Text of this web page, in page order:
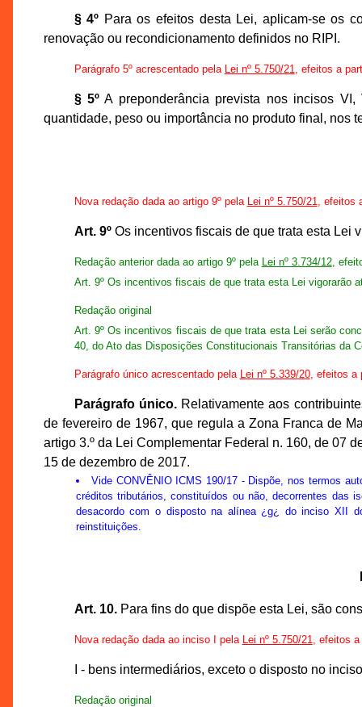
§ 4º Para os efeitos desta Lei, aplicam-se os
renovação ou recondicionamento definidos no RIPI.
Parágrafo 5º acrescentado pela Lei nº 5.750/21, efeitos a
§ 5º A preponderância prevista nos incisos
quantidade, peso ou importância no produto final, nos
Nova redação dada ao artigo 9º pela Lei nº 5.750/21, efeitos
Art. 9ºOs incentivos fiscais de que trata esta Lei
Redação anterior dada ao artigo 9º pela Lei nº 3.734/12,
Art. 9º Os incentivos fiscais de que trata esta Lei vigorarão
Redação original
Art. 9º Os incentivos fiscais de que trata esta Lei serão
40, do Ato das Disposições Constitucionais Transitórias da
Parágrafo único acrescentado pela Lei nº 5.339/20, efeitos a
Parágrafo único.Relativamente aos
de fevereiro de 1967, que regula a Zona Franca de
artigo 3.º da Lei Complementar Federal n. 160, de 07
15 de dezembro de 2017.
Vide CONVÊNIO ICMS 190/17- Dispõe, nos termos
créditos tributários, constituídos ou não, decorrentes das
desacordo com o disposto na alínea ¿g¿ do inciso XII
reinstituições.
Art. 10.Para fins do que dispõe esta Lei, são
Nova redação dada ao inciso I pela Lei nº 5.750/21, efeitos a
I - bens intermediários, exceto o disposto no
Redação original